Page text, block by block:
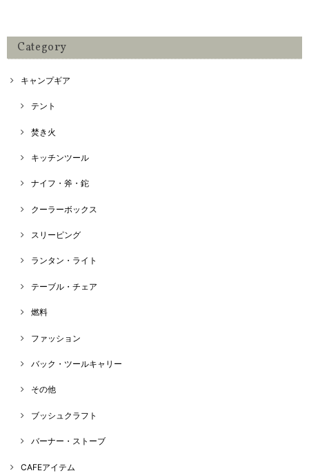
Category
キャンプギア
テント
焚き火
キッチンツール
ナイフ・斧・鉈
クーラーボックス
スリーピング
ランタン・ライト
テーブル・チェア
燃料
ファッション
バック・ツールキャリー
その他
ブッシュクラフト
バーナー・ストーブ
CAFEアイテム